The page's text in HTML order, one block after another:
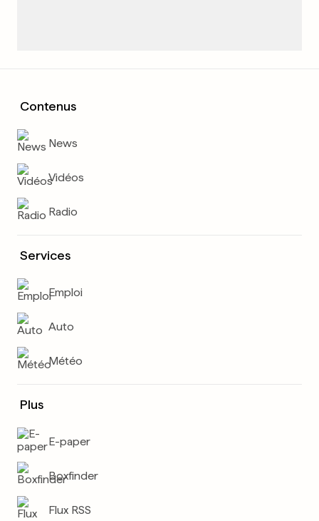
Contenus
News
Vidéos
Radio
Services
Emploi
Auto
Météo
Plus
E-paper
Boxfinder
Flux RSS